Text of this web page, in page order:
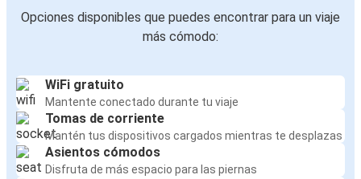
Opciones disponibles que puedes encontrar para un viaje
más cómodo:
WiFi gratuito
Mantente conectado durante tu viaje
Tomas de corriente
Mantén tus dispositivos cargados mientras te desplazas
Asientos cómodos
Disfruta de más espacio para las piernas